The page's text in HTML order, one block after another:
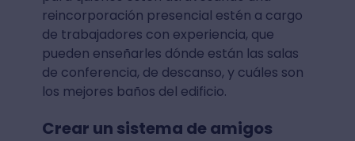
reincorporación presencial estén a cargo
de trabajadores con experiencia, que
pueden enseñarles dónde están las salas
de conferencia, de descanso, y cuáles son
los mejores baños del edificio.
Crear un sistema de amigos